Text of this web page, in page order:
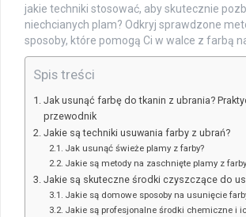
jakie techniki stosować, aby skutecznie
niechcianych plam? Odkryj sprawdzone
sposoby, które pomogą Ci w walce z farbą
Spis treści
Jak usunąć farbę do tkanin z ubrania?
przewodnik
Jakie są techniki usuwania farby z ubrań?
Jak usunąć świeże plamy z farby?
Jakie są metody na zaschnięte plamy z
Jakie są skuteczne środki czyszczące do
Jakie są domowe sposoby na usunięcie
Jakie są profesjonalne środki chemiczne i